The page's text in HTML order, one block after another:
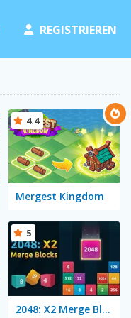
REGISTRIEREN
Mergest Kingdom
4.4
2048: X2 Merge Blocks
5